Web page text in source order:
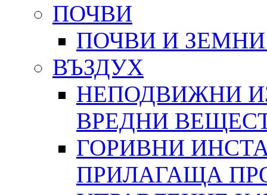
ПОЧВИ
ПОЧВИ И
ВЪЗДУХ
НЕПОДВИЖНИ
ВРЕДНИ
ГОРИВНИ
ПРИЛАГАЩА